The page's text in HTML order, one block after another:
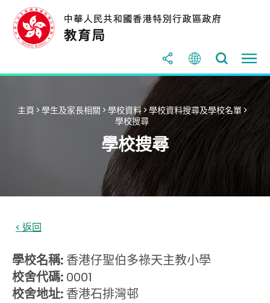
主頁 >學生及家長相關 >學校資料>學校資料搜尋及學校名單>
學校搜尋
學校搜尋
學校名稱: 香港仔聖伯多祿天主教小學
校舍代碼: 0001
校舍地址: 香港石排灣邨